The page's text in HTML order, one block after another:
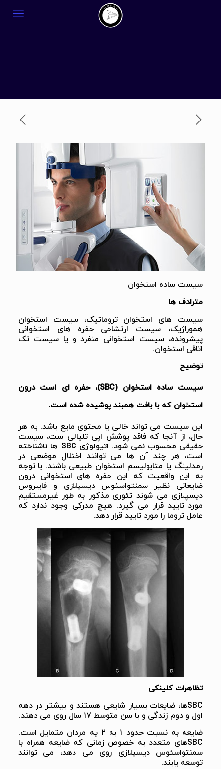
سیست ساده استخوان
مترادف ها
سیست های استخوان تروماتیک، سیست استخوان
هموراژیک، سیست ارتشاحی حفره های استخوانی
پیشرونده، سیست استخوانی منفرد و یا سیست تک
اتاقی استخوان.
توضیح
سیست ساده استخوان (SBC)، حفره ای است درون
استخوان که با بافت همبند پوشیده شده است.
این سیست می تواند خالی یا محتوی مایع باشد. به هر
حال، از آنجا که فاقد پوشش اپی تلیالی ست، سیست
حقیقی محسوب نمی شود. اتیولوژی SBC ها ناشناخته
است، هر چند آن ها می توانند اختلال موضعی در
رمدلینگ یا متابولیسم استخوان طبیعی باشند. با توجه
به این واقعیت که این حفره های استخوانی درون
ضایعاتی نظیر سمنتواسئوس دیسپلازی و فایبروس
دیسپلازی می شوند تئوری مذکور به طور غیرمستقیم
مورد تایید قرار می گیرد. هیچ مدرکی وجود ندارد که
عامل تروما را مورد تایید قرار دهد.
تظاهرات کلینکی
SBCها، ضایعات بسیار شایعی هستند و بیشتر در دهه
اول و دوم زندگی و با سن متوسط ۱۷ سال روی می دهند.
ضایعه به نسبت حدود ۱ به ۲ یه مردان متمایل است.
SBCهای متعدد به خصوص زمانی که ضایعه همراه با
سمنتواسئوس دیسپلازی روی می دهد، می توانند
توسعه یابند.